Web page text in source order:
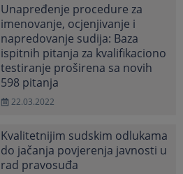
Unapređenje procedure za
imenovanje, ocjenjivanje i
napredovanje sudija: Baza
ispitnih pitanja za kvalifikaciono
testiranje proširena sa novih
598 pitanja
22.03.2022
Kvalitetnijim sudskim odlukama
do jačanja povjerenja javnosti u
rad pravosuđa